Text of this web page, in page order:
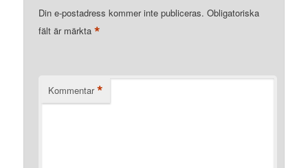
Din e-postadress kommer inte publiceras. Obligatoriska
fält är märkta*
Kommentar *